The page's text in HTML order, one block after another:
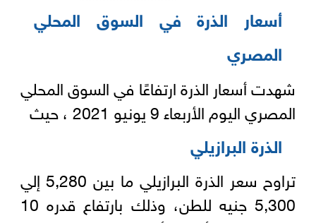
أسعار الذرة في السوق المحلي
المصري
شهدت أسعار الذرة ارتفاعًا في السوق المحلي
المصري اليوم الأربعاء 9 يونيو 2021 ، حيث
الذرة البرازيلي
تراوح سعر الذرة البرازيلي ما بين 5,280 إلي
5,300 جنيه للطن، وذلك بارتفاع قدره 10